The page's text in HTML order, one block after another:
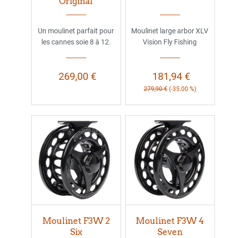
Un moulinet parfait pour
les cannes soie 8 à 12.
269,00 €
Moulinet large arbor XLV
Vision Fly Fishing
181,94 €
279,90 € (-35.00 %)
Moulinet F3W 2
Six
Moulinet F3W 4
Seven